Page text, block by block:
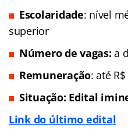
Escolaridade: nível
superior
Número de vagas:a
Remuneração: até
Situação: Edital
Link do último edital